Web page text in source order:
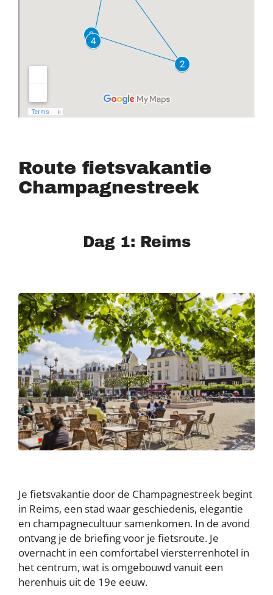
Route fietsvakantie
Champagnestreek
Dag 1: Reims
Je fietsvakantie door de Champagnestreek begint
in Reims, een stad waar geschiedenis, elegantie
en champagnecultuur samenkomen. In de avond
ontvang je de briefing voor je fietsroute. Je
overnacht in een comfortabel viersterrenhotel in
het centrum, wat is omgebouwd vanuit een
herenhuis uit de 19e eeuw.